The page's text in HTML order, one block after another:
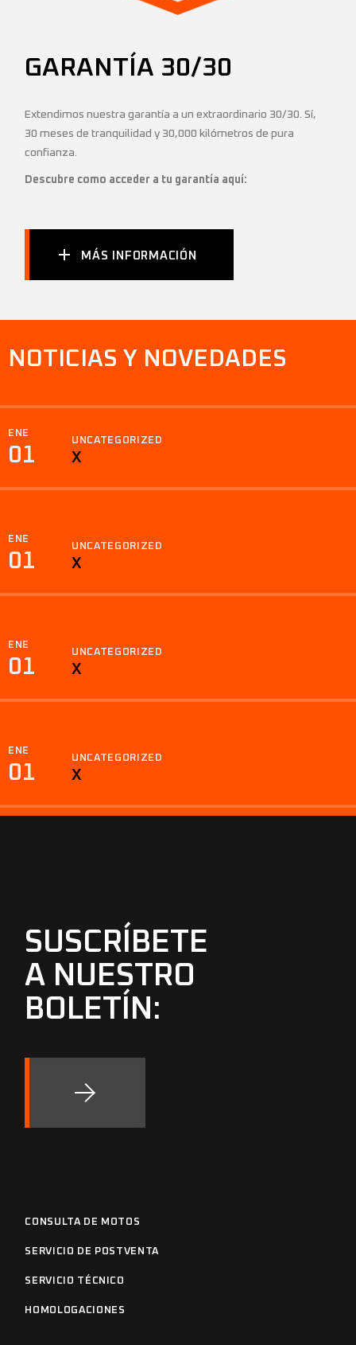
GARANTÍA 30/30
Extendimos nuestra garantía a un extraordinario 30/30. Sí,
30 meses de tranquilidad y 30,000 kilómetros de pura
confianza.
Descubre como acceder a tu garantía aquí:
MÁS INFORMACIÓN
NOTICIAS Y NOVEDADES
ENE
01
UNCATEGORIZED
X
ENE
01
UNCATEGORIZED
X
ENE
01
UNCATEGORIZED
X
ENE
01
UNCATEGORIZED
X
SUSCRÍBETE
A NUESTRO
BOLETÍN:
CONSULTA DE MOTOS
SERVICIO DE POSTVENTA
SERVICIO TÉCNICO
HOMOLOGACIONES